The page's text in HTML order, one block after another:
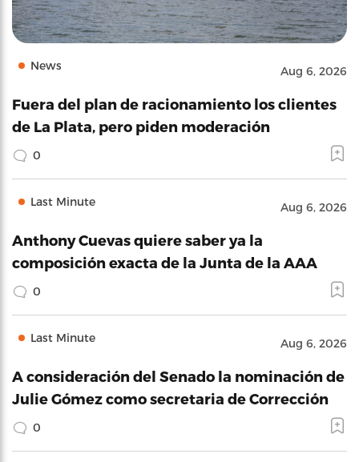
News Aug 6, 2026
Fuera del plan de racionamiento los clientes
de La Plata, pero piden moderación
0
Last Minute Aug 6, 2026
Anthony Cuevas quiere saber ya la
composición exacta de la Junta de la AAA
0
Last Minute Aug 6, 2026
A consideración del Senado la nominación de
Julie Gómez como secretaria de Corrección
0